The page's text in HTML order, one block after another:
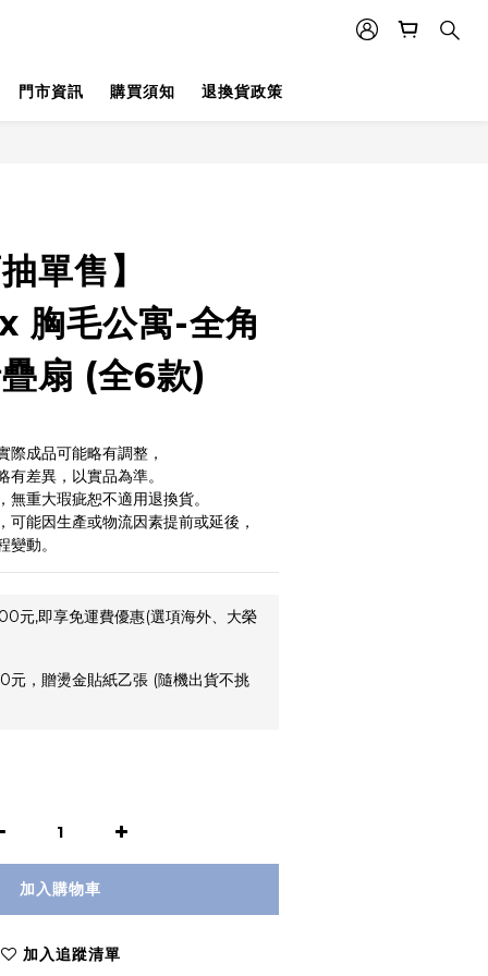
門市資訊 購買須知 退換貨政策
單售】
胸毛公寓-全角
扇 (全6款)
際成品可能略有調整，
差異，以實品為準。
重大瑕疵恕不適用退換貨。
可能因生產或物流因素提前或延後，
動。
元,即享免運費優惠(選項海外、大榮
元，贈燙金貼紙乙張 (隨機出貨不挑
加入購物車
加入追蹤清單